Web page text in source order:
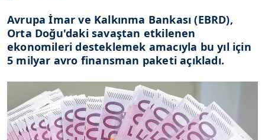
Avrupa İmar ve Kalkınma Bankası (EBRD),
Orta Doğu'daki savaştan etkilenen
ekonomileri desteklemek amacıyla bu yıl için
5 milyar avro finansman paketi açıkladı.